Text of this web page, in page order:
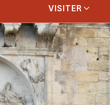
VISITER